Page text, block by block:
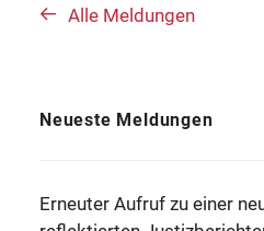
Alle Meldungen
Neueste Meldungen
Erneuter Aufruf zu einer